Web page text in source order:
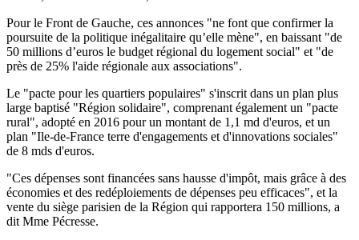
Pour le Front de Gauche, ces annonces "ne font que confirmer la
poursuite de la politique inégalitaire qu’elle mène", en baissant "de
50 millions d’euros le budget régional du logement social" et "de
près de 25% l'aide régionale aux associations".
Le "pacte pour les quartiers populaires" s'inscrit dans un plan plus
large baptisé "Région solidaire", comprenant également un "pacte
rural", adopté en 2016 pour un montant de 1,1 md d'euros, et un
plan "Ile-de-France terre d'engagements et d'innovations sociales"
de 8 mds d'euros.
"Ces dépenses sont financées sans hausse d'impôt, mais grâce à des
économies et des redéploiements de dépenses peu efficaces", et la
vente du siège parisien de la Région qui rapportera 150 millions, a
dit Mme Pécresse.